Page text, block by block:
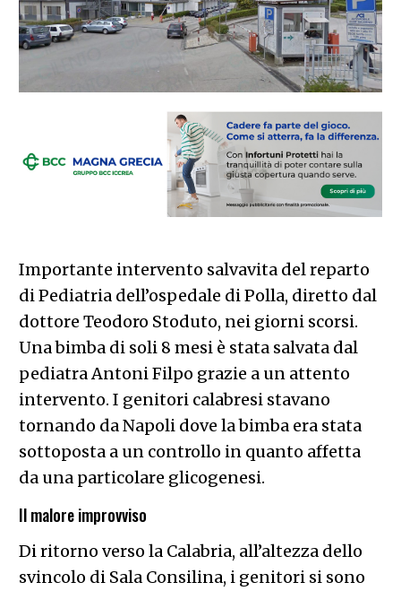
Importante intervento salvavita del reparto
di Pediatria dell’ospedale di Polla, diretto dal
dottore Teodoro Stoduto, nei giorni scorsi.
Una bimba di soli 8 mesi è stata salvata dal
pediatra Antoni Filpo grazie a un attento
intervento. I genitori calabresi stavano
tornando da Napoli dove la bimba era stata
sottoposta a un controllo in quanto affetta
da una particolare glicogenesi.
Il malore improvviso
Di ritorno verso la Calabria, all’altezza dello
svincolo di Sala Consilina, i genitori si sono